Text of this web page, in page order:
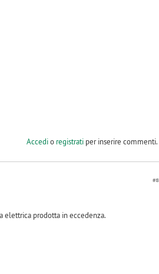
Accedio registratiper inserire commenti.
#8
elettrica prodotta in eccedenza.